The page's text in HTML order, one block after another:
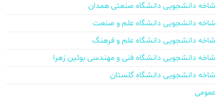
شاخه دانشجویی دانشگاه صنعتی همدان
شاخه دانشجویی دانشگاه علم و صنعت
شاخه دانشجویی دانشگاه علم و فرهنگ
شاخه دانشجویی دانشگاه فنی و مهندسی بوئین زهرا
شاخه دانشجویی دانشگاه گلستان
عمومی